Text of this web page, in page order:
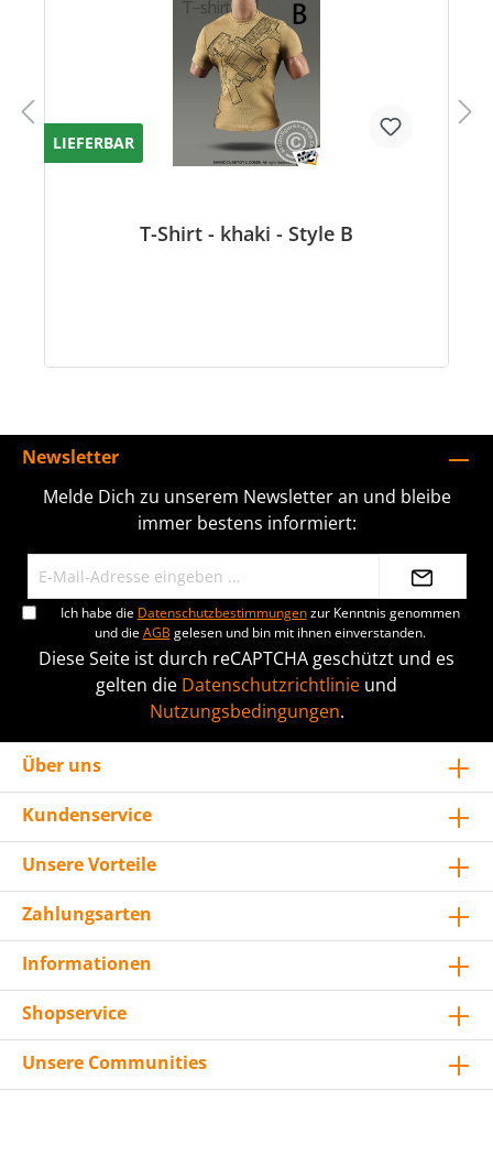
LIEFERBAR
T-Shirt - khaki - Style B
Newsletter
Melde Dich zu unserem Newsletter an und bleibe
immer bestens informiert:
Ich habe die Datenschutzbestimmungenzur Kenntnis genommen
und dieAGB gelesen und bin mit ihnen einverstanden.
Diese Seite ist durch reCAPTCHA geschützt und es
gelten die Datenschutzrichtlinie und
Nutzungsbedingungen.
Über uns
Kundenservice
Unsere Vorteile
Zahlungsarten
Informationen
Shopservice
Unsere Communities